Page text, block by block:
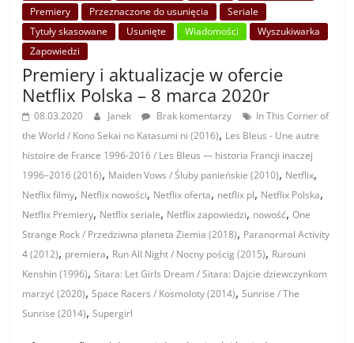
Premiery
Przeznaczone do usunięcia
Seriale
Tytuły skasowane
Usunięte Wiadomości
Wyszukiwarka
Zapowiedzi
Premiery i aktualizacje w ofercie
Netflix Polska – 8 marca 2020r
08.03.2020 Janek Brak komentarzy
In This Corner of
the World / Kono Sekai no Katasumi ni (2016), Les Bleus - Une autre
histoire de France 1996-2016 / Les Bleus — historia Francji inaczej
1996–2016 (2016), Maiden Vows / Śluby panieńskie (2010), Netflix,
Netflix filmy, Netflix nowości, Netflix oferta, netflix pl, Netflix Polska,
Netflix Premiery, Netflix seriale, Netflix zapowiedzi, nowość,One
Strange Rock / Przedziwna planeta Ziemia (2018), Paranormal Activity
4 (2012), premiera, Run All Night / Nocny pościg (2015), Rurouni
Kenshin (1996),Sitara: Let Girls Dream / Sitara: Dajcie dziewczynkom
marzyć (2020),Space Racers / Kosmoloty (2014),Sunrise / The
Sunrise (2014),Supergirl